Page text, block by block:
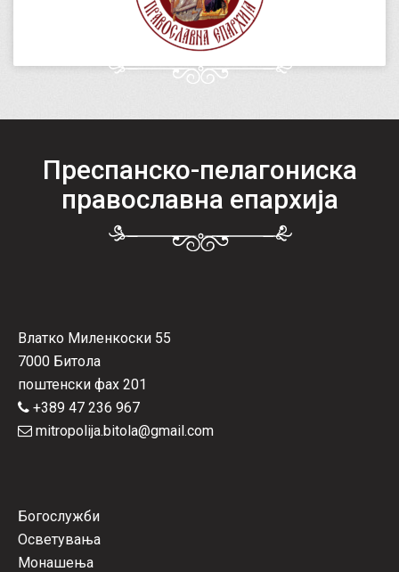
Преспанско-пелагониска
православна епархија
Влатко Миленкоски 55
7000 Битола
поштенски фах 201
+389 47 236 967
mitropolija.bitola@gmail.com
Богослужби
Осветувања
Монашења